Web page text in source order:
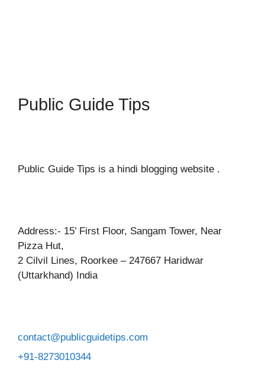
Public Guide Tips
Public Guide Tips is a hindi blogging website .
Address:- 15’ First Floor, Sangam Tower, Near
Pizza Hut,
2 Cilvil Lines, Roorkee – 247667 Haridwar
(Uttarkhand) India
contact@publicguidetips.com
+91-8273010344